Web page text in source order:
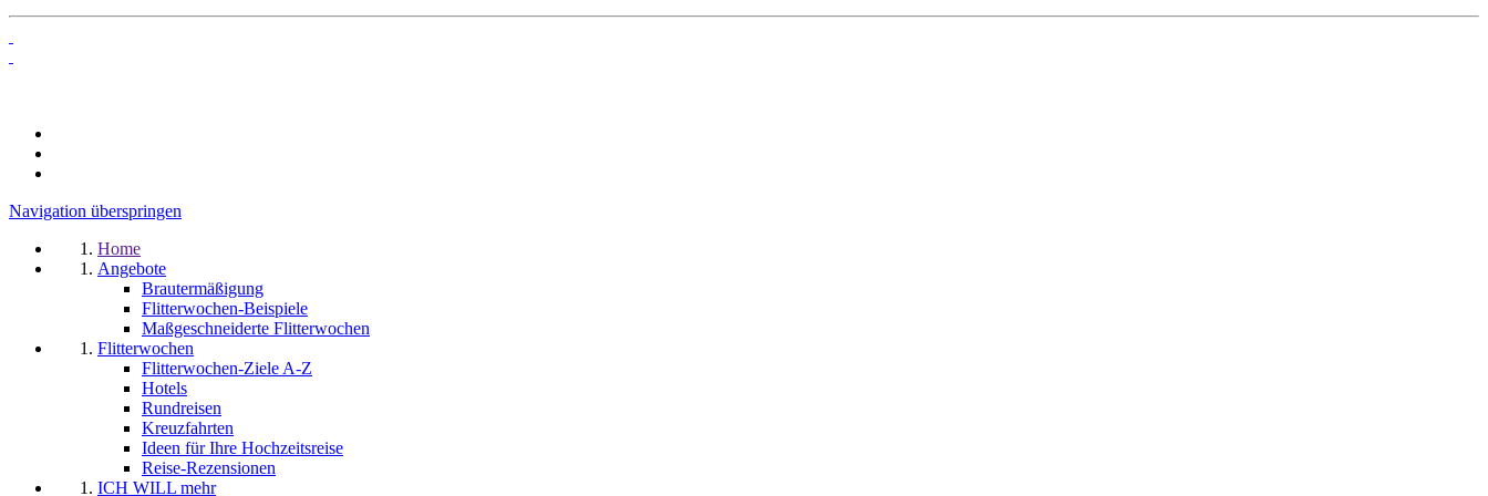
Navigation überspringen
Home
Angebote
Brautermäßigung
Flitterwochen-Beispiele
Maßgeschneiderte Flitterwochen
Flitterwochen
Flitterwochen-Ziele A-Z
Hotels
Rundreisen
Kreuzfahrten
Ideen für Ihre Hochzeitsreise
Reise-Rezensionen
ICH WILL mehr